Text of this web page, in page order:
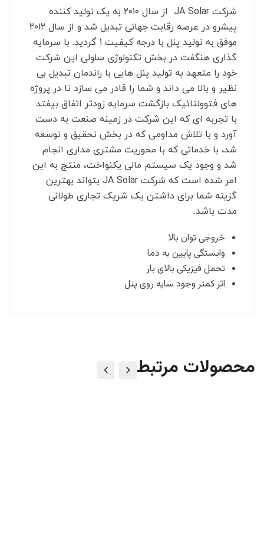
شرکت JA Solar از سال ۲۰۱۰ به یک تولید کننده
پیشرو در عرصه رقابت جهانی تبدیل شد و از سال ۲۰۱۲
موفق به تولید پنل با درجه کیفیت ۱ گردید. با سرمایه
گذاری هنگفت در بخش تکنولوژی سلولی این شرکت
خود را متعهد به تولید پنل هایی با راندمان تبدیل بی
نظیر و بالا می داند و شما را قادر می سازد تا در پروژه
های فتوولتائیک بازگشت سرمایه زودتر اتفاق بیفتد.
با تجربه ای که این شرکت در زمینه صنعت به دست
آورد و با تلاش مداومی که در بخش تحقیق و توسعه
شد، با خدماتی که با محوریت مشتری مداری انجام
شد و وجود یک سیستم مالی یکنواخت، منتج به این
امر شده است که شرکت JA Solar بتواند بهترین
گزینه شما برای داشتن یک شریک تجاری طولانی
مدت باشد.
خروجی توان بالا
وابستگی پایین به دما
تحمل فیزیکی بالای بار
اثر کمتر وجود سایه روی پنل
محصولات مرتبط